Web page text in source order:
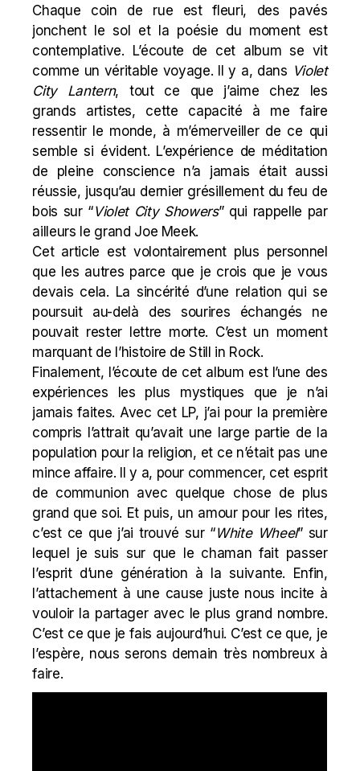
Chaque coin de rue est fleuri, des pavés
jonchent le sol et la poésie du moment est
contemplative. L’écoute de cet album se vit
comme un véritable voyage. Il y a, dans Violet
City Lantern, tout ce que j’aime chez les
grands artistes, cette capacité à me faire
ressentir le monde, à m’émerveiller de ce qui
semble si évident. L’expérience de méditation
de pleine conscience n’a jamais était aussi
réussie, jusqu’au dernier grésillement du feu de
bois sur “Violet City Showers” qui rappelle par
ailleurs le grand Joe Meek.
Cet article est volontairement plus personnel
que les autres parce que je crois que je vous
devais cela. La sincérité d’une relation qui se
poursuit au-delà des sourires échangés ne
pouvait rester lettre morte. C’est un moment
marquant de l’histoire de Still in Rock.
Finalement, l’écoute de cet album est l’une des
expériences les plus mystiques que je n’ai
jamais faites. Avec cet LP, j’ai pour la première
compris l’attrait qu’avait une large partie de la
population pour la religion, et ce n’était pas une
mince affaire. Il y a, pour commencer, cet esprit
de communion avec quelque chose de plus
grand que soi. Et puis, un amour pour les rites,
c’est ce que j’ai trouvé sur “White Wheel” sur
lequel je suis sur que le chaman fait passer
l’esprit d’une génération à la suivante. Enfin,
l’attachement à une cause juste nous incite à
vouloir la partager avec le plus grand nombre.
C’est ce que je fais aujourd’hui. C’est ce que, je
l’espère, nous serons demain très nombreux à
faire.